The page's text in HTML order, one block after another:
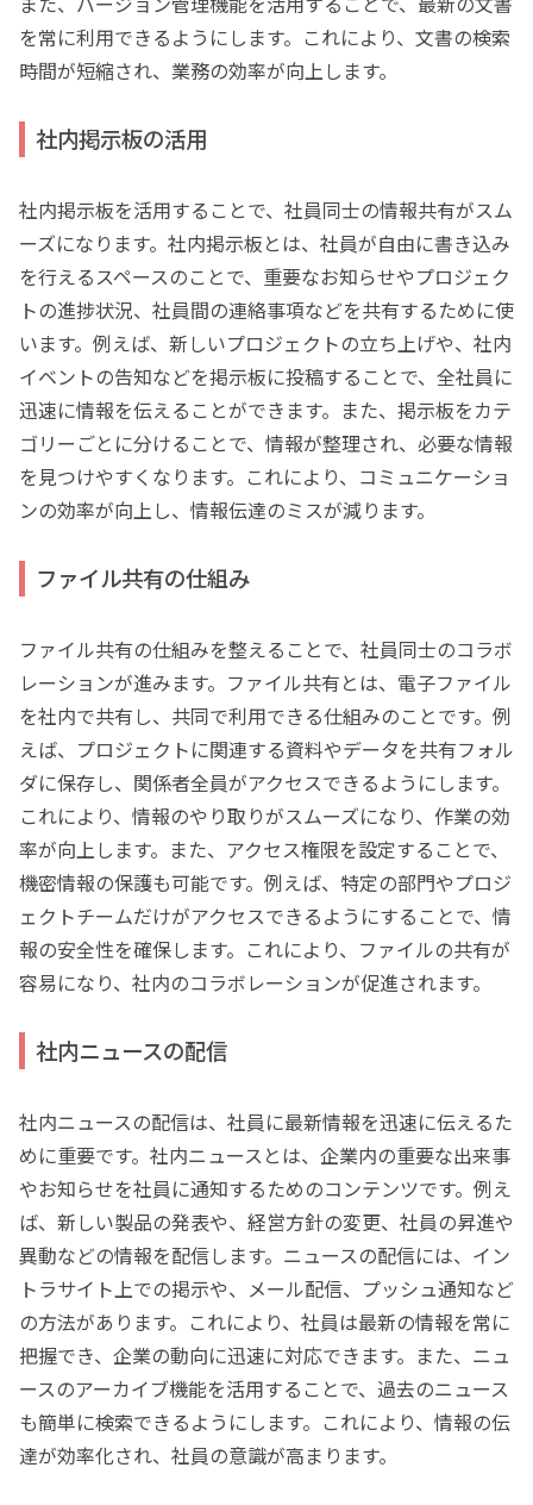
を常に利用できるようにします。これにより、文書の検索
時間が短縮され、業務の効率が向上します。
社内掲示板の活用
社内掲示板を活用することで、社員同士の情報共有がスム
ーズになります。社内掲示板とは、社員が自由に書き込み
を行えるスペースのことで、重要なお知らせやプロジェク
トの進捗状況、社員間の連絡事項などを共有するために使
います。例えば、新しいプロジェクトの立ち上げや、社内
イベントの告知などを掲示板に投稿することで、全社員に
迅速に情報を伝えることができます。また、掲示板をカテ
ゴリーごとに分けることで、情報が整理され、必要な情報
を見つけやすくなります。これにより、コミュニケーショ
ンの効率が向上し、情報伝達のミスが減ります。
ファイル共有の仕組み
ファイル共有の仕組みを整えることで、社員同士のコラボ
レーションが進みます。ファイル共有とは、電子ファイル
を社内で共有し、共同で利用できる仕組みのことです。例
えば、プロジェクトに関連する資料やデータを共有フォル
ダに保存し、関係者全員がアクセスできるようにします。
これにより、情報のやり取りがスムーズになり、作業の効
率が向上します。また、アクセス権限を設定することで、
機密情報の保護も可能です。例えば、特定の部門やプロジ
ェクトチームだけがアクセスできるようにすることで、情
報の安全性を確保します。これにより、ファイルの共有が
容易になり、社内のコラボレーションが促進されます。
社内ニュースの配信
社内ニュースの配信は、社員に最新情報を迅速に伝えるた
めに重要です。社内ニュースとは、企業内の重要な出来事
やお知らせを社員に通知するためのコンテンツです。例え
ば、新しい製品の発表や、経営方針の変更、社員の昇進や
異動などの情報を配信します。ニュースの配信には、イン
トラサイト上での掲示や、メール配信、プッシュ通知など
の方法があります。これにより、社員は最新の情報を常に
把握でき、企業の動向に迅速に対応できます。また、ニュ
ースのアーカイブ機能を活用することで、過去のニュース
も簡単に検索できるようにします。これにより、情報の伝
達が効率化され、社員の意識が高まります。